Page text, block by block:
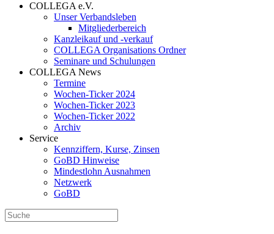
COLLEGA e.V.
Unser Verbandsleben
Mitgliederbereich
Kanzleikauf und -verkauf
COLLEGA Organisations Ordner
Seminare und Schulungen
COLLEGA News
Termine
Wochen-Ticker 2024
Wochen-Ticker 2023
Wochen-Ticker 2022
Archiv
Service
Kennziffern, Kurse, Zinsen
GoBD Hinweise
Mindestlohn Ausnahmen
Netzwerk
GoBD